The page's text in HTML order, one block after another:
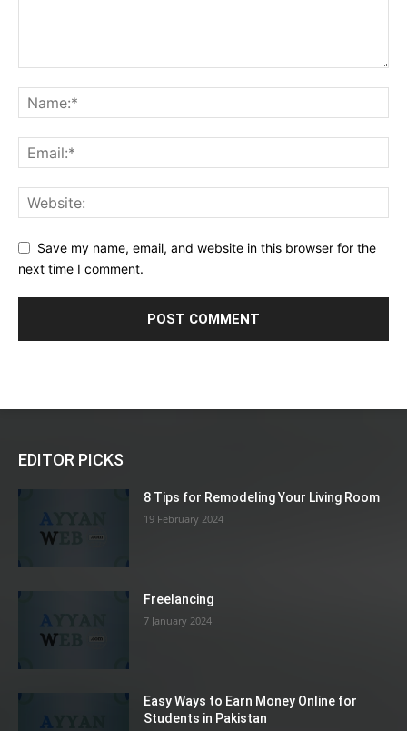
Save my name, email, and website in this browser for the
next time I comment.
EDITOR PICKS
8 Tips for Remodeling Your Living Room
19 February 2024
Freelancing
7 January 2024
Easy Ways to Earn Money Online for
Students in Pakistan